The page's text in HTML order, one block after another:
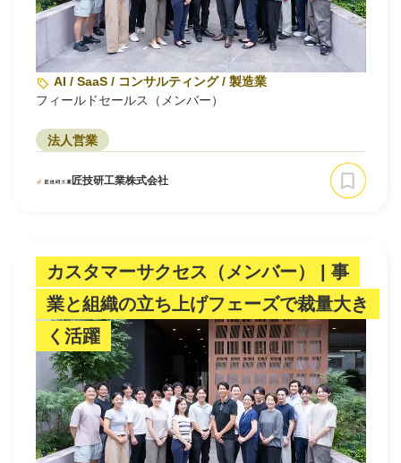
AI / SaaS / コンサルティング / 製造業
フィールドセールス（メンバー）
法人営業
匠技研工業株式会社
カスタマーサクセス（メンバー） | 事
業と組織の立ち上げフェーズで裁量大き
く活躍